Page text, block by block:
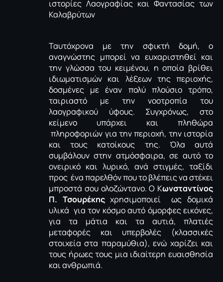
Ταυτόχρονα με την σφικτή δομή, ο
αναγνώστης μπορεί να ευχαριστηθεί και
την γλώσσα του κειμένου, η οποία βρίθει
ιδιωματισμών και λέξεων της περιοχής,
δοσμένες με έναν πολύ πλούσιο τρόπο,
ταιριαστό με την νοοτροπία του
λαογραφικού ύφους. Συγχρόνως, στο
κείμενο υπάρχει και πληθώρα
πληροφοριών για την περιοχή, την ιστορία
και τους κατοίκους της. Όλα αυτά
συμβάλουν στην ατμόσφαιρα, σε αυτό το
ονειρικό και λυρικό, ανά στιγμές, ταξίδι
προς ένα παρελθόν που το βλέπεις να στέκει
μπροστά σου ολοζώντανο. Ο Κωνσταντίνος
Π. Τσουρέκηςχρησιμοποιεί ως δομικά
υλικά για τον κόσμο αυτό όμορφες εικόνες,
για τα μάτια και τα αυτιά, πλατιές
μεταφορές και υπερβολές (κλασσικές
στοιχεία στα παραμύθια), ενώ χαρίζει και
τους ήρωες τους μια ιδιαίτερη ευαισθησία
και ανθρωπιά.